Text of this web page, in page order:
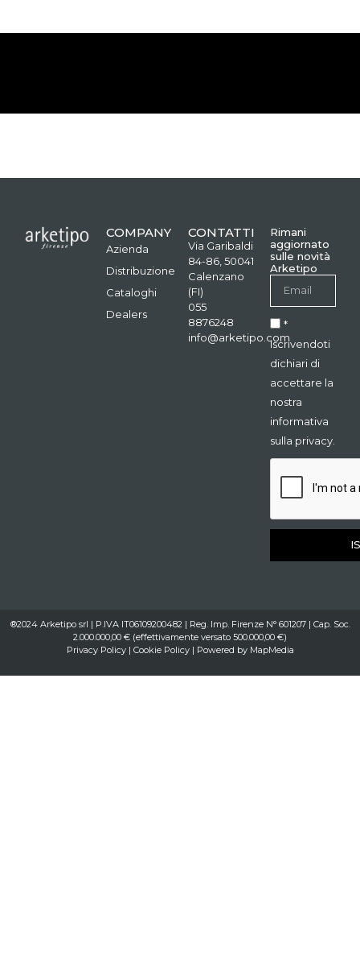
COMPANY
Azienda
Distribuzione
Cataloghi
Dealers
CONTATTI
Via Garibaldi
84-86, 50041
Calenzano
(FI)
055
8876248
info@arketipo.com
Rimani
aggiornato
sulle novità
Arketipo
*
Iscrivendoti
dichiari di
accettare la
nostra
informativa
sulla privacy.
®2024 Arketipo srl | P.IVA IT06109200482 | Reg. Imp. Firenze N° 601207 | Cap. Soc.
2.000.000,00 € (effettivamente versato 500.000,00 €)
Privacy Policy| Cookie Policy| Powered by MapMedia